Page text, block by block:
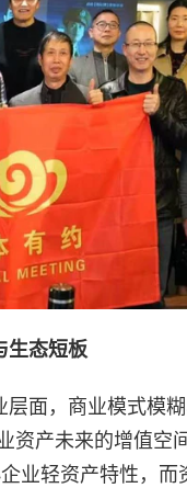
生态短板
面，商业模式模
资产未来的增值空
业轻资产特性，